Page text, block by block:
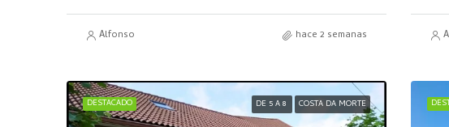
Alfonso hace 2 semanas
DESTACADO DE 5 A 8 COSTA DA MORTE